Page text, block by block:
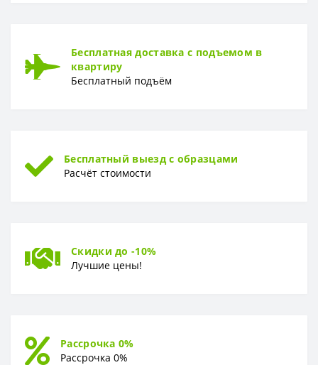
Бесплатная доставка с подъемом в
квартиру
Бесплатный подъём
Бесплатный выезд с образцами
Расчёт стоимости
Скидки до -10%
Лучшие цены!
Рассрочка 0%
Рассрочка 0%